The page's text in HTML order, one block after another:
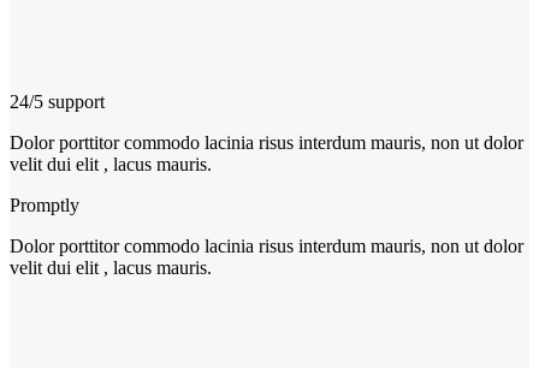
24/5 support
Dolor porttitor commodo lacinia risus interdum mauris, non ut dolor
velit dui elit , lacus mauris.
Promptly
Dolor porttitor commodo lacinia risus interdum mauris, non ut dolor
velit dui elit , lacus mauris.